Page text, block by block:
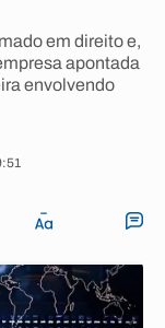
em direito e,
apontada
envolvendo